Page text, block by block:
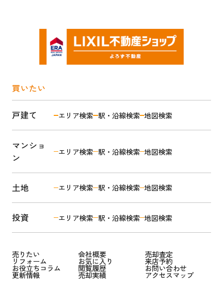
買いたい
戸建て エリア検索 駅・沿線検索 地図検索
マンショ
ン
エリア検索 駅・沿線検索 地図検索
土地 エリア検索 駅・沿線検索 地図検索
投資 エリア検索 駅・沿線検索 地図検索
売りたい
リフォーム
お役立ちコラム
更新情報
会社概要
お気に入り
閲覧履歴
売却実績
売却査定
来店予約
お問い合わせ
アクセスマップ